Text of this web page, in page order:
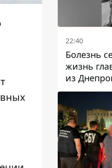
22:40
Болезнь
жизнь
из
области